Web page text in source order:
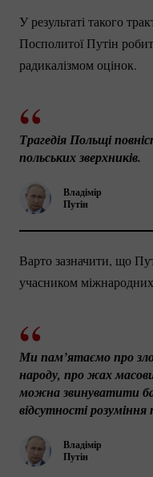
У результаті такого
Посполитої Путін
радикалізмом оцінок.
Владімір
Путін
Трагедія Польщі
польських зверхників.
Варто зазначити, що
учасником
Владімір
Путін
Ми пам’ятаємо про
народу, про жах
можна звинуватити
відсутності розуміння